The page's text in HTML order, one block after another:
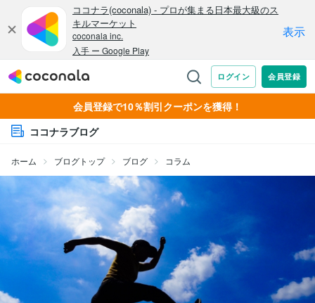
会員登録で10％割引クーポンを獲得！
ココナラブログ
ホーム ブログトップ ブログ コラム